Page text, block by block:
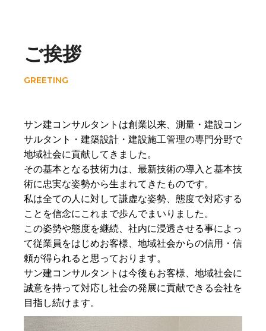
ご挨拶
GREETING
サン建コンサルタントは創業以来、測量・建設コン
サルタント・建築設計・建設施工管理の専門分野で
地域社会に貢献してきました。
その基本となる技術力は、最新技術の導入と基本技
術に忠実な姿勢から生まれてきたものです。
私は全ての人に対して謙虚な姿勢、態度で対応する
ことを信念にこれまで歩んでまいりました。
この姿勢や態度を継続、社内に浸透させる事によっ
て従業員をはじめお客様、地域社会からの信用・信
頼が得られると思っております。
サン建コンサルタントは今後もお客様、地域社会に
誠意を持って対応し社会の発展に貢献できる会社を
目指し続けます。